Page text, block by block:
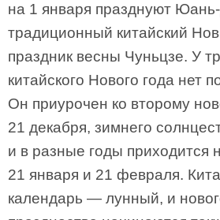
на 1 января празднуют
традиционный китайский
праздник весны Чуньцзе. У
китайского Нового года нет
Он приурочен ко второму
21 декабря, зимнего
и в разные годы приходится
21 января и 21 февраля.
календарь — лунный, и